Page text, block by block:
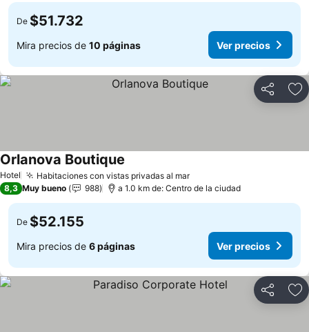
De $51.732
Mira precios de 10 páginas Ver precios
Compartir
Hotel Habitaciones con vistas privadas al marVer precios
Orlanova Boutique
8,3 Muy bueno 988 a 1.0 km de: Centro de la ciudad
De $52.155
Mira precios de 6 páginas Ver precios
Compartir